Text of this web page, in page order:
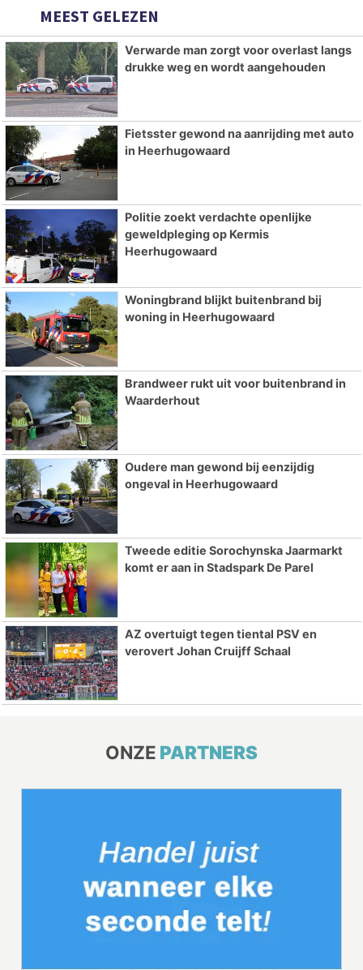
MEEST GELEZEN
Verwarde man zorgt voor overlast langs
drukke weg en wordt aangehouden
Fietsster gewond na aanrijding met auto
in Heerhugowaard
Politie zoekt verdachte openlijke
geweldpleging op Kermis
Heerhugowaard
Woningbrand blijkt buitenbrand bij
woning in Heerhugowaard
Brandweer rukt uit voor buitenbrand in
Waarderhout
Oudere man gewond bij eenzijdig
ongeval in Heerhugowaard
Tweede editie Sorochynska Jaarmarkt
komt er aan in Stadspark De Parel
AZ overtuigt tegen tiental PSV en
verovert Johan Cruijff Schaal
ONZE PARTNERS